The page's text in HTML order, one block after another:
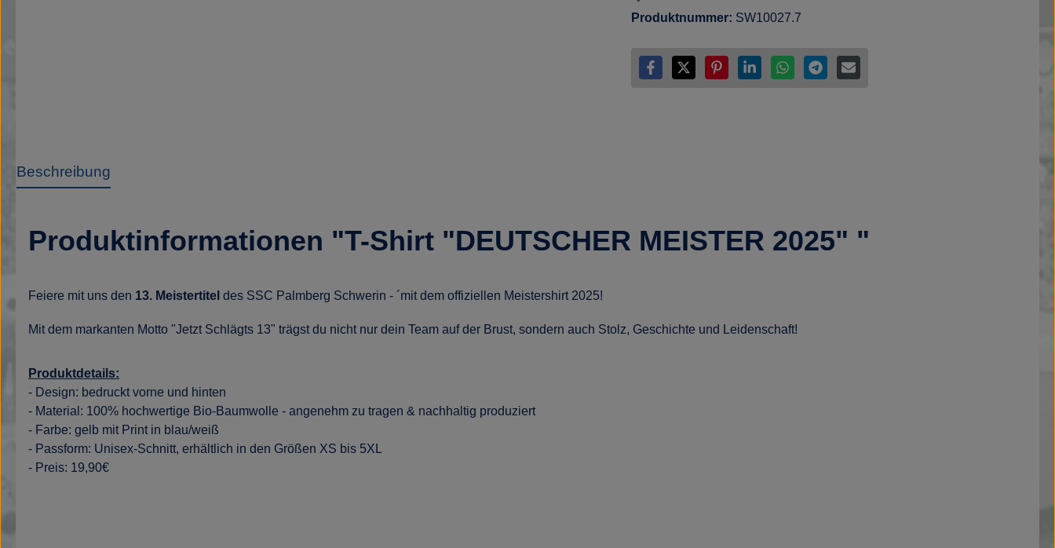
Produktnummer: SW10027.7
Beschreibung
Produktinformationen "T-Shirt "DEUTSCHER MEISTER 2025" "
Feiere mit uns den 13. Meistertitel des SSC Palmberg Schwerin - ´mit dem offiziellen Meistershirt 2025!
Mit dem markanten Motto "Jetzt Schlägts 13" trägst du nicht nur dein Team auf der Brust, sondern auch Stolz, Geschichte und Leidenschaft!
Produktdetails:
- Design: bedruckt vorne und hinten
- Material: 100% hochwertige Bio-Baumwolle - angenehm zu tragen & nachhaltig produziert
- Farbe: gelb mit Print in blau/weiß
- Passform: Unisex-Schnitt, erhältlich in den Größen XS bis 5XL
- Preis: 19,90€